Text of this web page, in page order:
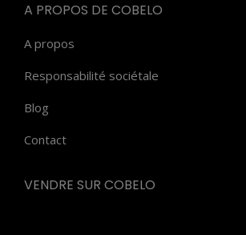
A PROPOS DE COBELO
A propos
Responsabilité sociétale
Blog
Contact
VENDRE SUR COBELO